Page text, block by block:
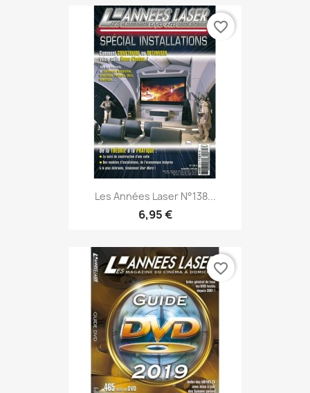
Les Années Laser N°138...
6,95 €
favorite_border
favorite_border